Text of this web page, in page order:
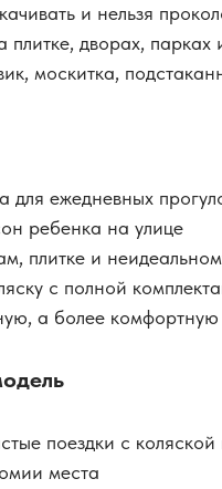
и нельзя
дворах, парках
москитка,
ежедневных
ребенка на улице
плитке и
с полной
а более комфортную
поездки с
места